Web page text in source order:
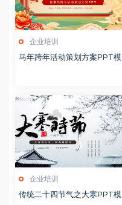
企业培训
马年跨年活动策划方案PPT模
企业培训
传统二十四节气之大寒PPT模